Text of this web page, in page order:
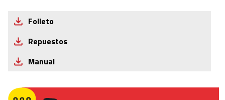
Folleto
Repuestos
Manual